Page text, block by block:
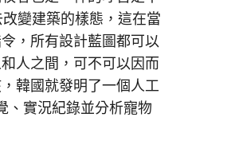
變建築的樣態，這在當
，所有設計藍圖都可以
人之間，可不可以因而
韓國就發明了一個人工
、實況紀錄並分析寵物